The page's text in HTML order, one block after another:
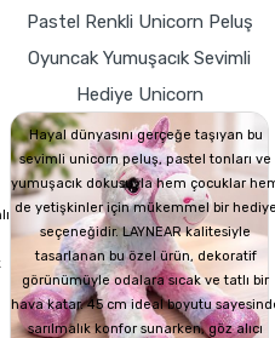
Pastel Renkli Unicorn Peluş
Oyuncak Yumuşacık Sevimli
Hediye Unicorn
Hayal dünyasını gerçeğe taşıyan bu
sevimli unicorn peluş, pastel tonları ve
yumuşacık dokusuyla hem çocuklar
de yetişkinler için mükemmel bir
seçeneğidir. LAYNEAR kalitesiyle
tasarlanan bu özel ürün, dekoratif
görünümüyle odalara sıcak ve tatlı bir
hava katar. 45 cm ideal boyutu
sarılmalık konfor sunarken, göz alıcı